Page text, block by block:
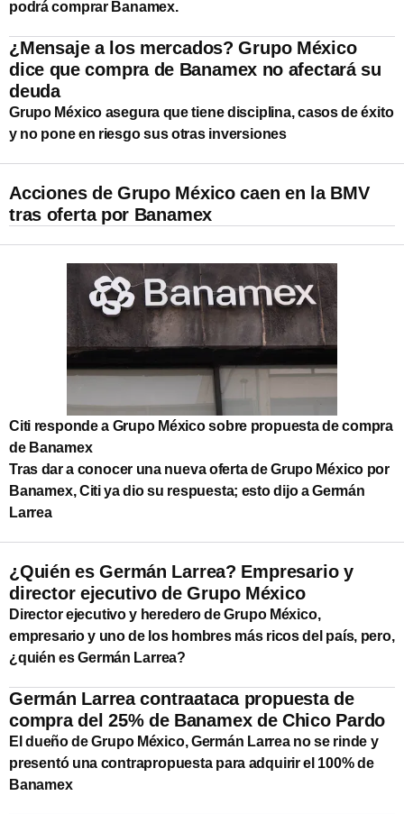
podrá comprar Banamex.
¿Mensaje a los mercados? Grupo México
dice que compra de Banamex no afectará su
deuda
Grupo México asegura que tiene disciplina, casos de éxito
y no pone en riesgo sus otras inversiones
Acciones de Grupo México caen en la BMV
tras oferta por Banamex
Citi responde a Grupo México sobre propuesta de compra
de Banamex
Tras dar a conocer una nueva oferta de Grupo México por
Banamex, Citi ya dio su respuesta; esto dijo a Germán
Larrea
¿Quién es Germán Larrea? Empresario y
director ejecutivo de Grupo México
Director ejecutivo y heredero de Grupo México,
empresario y uno de los hombres más ricos del país, pero,
¿quién es Germán Larrea?
Germán Larrea contraataca propuesta de
compra del 25% de Banamex de Chico Pardo
El dueño de Grupo México, Germán Larrea no se rinde y
presentó una contrapropuesta para adquirir el 100% de
Banamex